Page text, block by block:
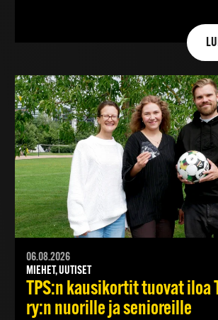
06.08.2026
MIEHET, UUTISET
TPS:n kausikortit tuovat iloa
ry:n nuorille ja senioreille